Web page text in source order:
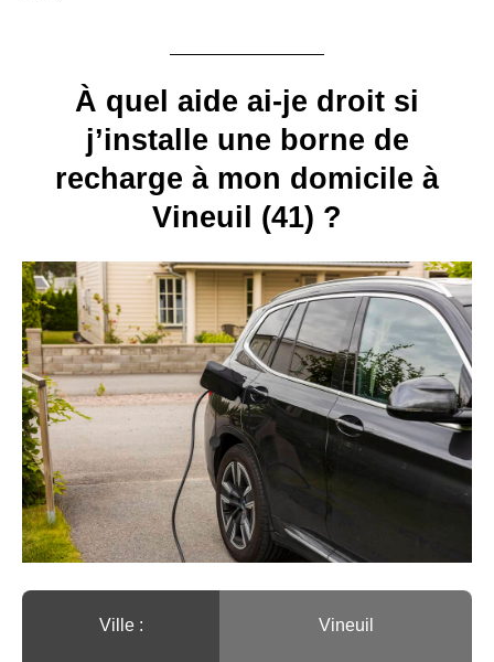
À quel aide ai-je droit si
j’installe une borne de
recharge à mon domicile à
Vineuil (41) ?
Ville :️ Vineuil